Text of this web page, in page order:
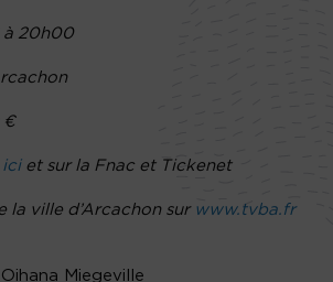
à 20h00
€
iciet sur la Fnac et Tickenet
la ville d’Arcachon sur www.tvba.fr
Miegeville